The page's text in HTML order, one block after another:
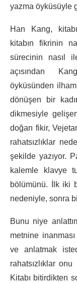
yazma öyküsüyle
Han Kang,
kitabın fikrinin
sürecinin nasıl
açısından
öyküsünden
dönüşen bir
dikmesiyle
doğan fikir,
rahatsızlıklar
şekilde yazıyor.
kalemle klavye
bölümünü. İlk iki
nedeniyle, sonra
Bunu niye
metnine
ve anlatmak
rahatsızlıklar
Kitabı bitirdikten